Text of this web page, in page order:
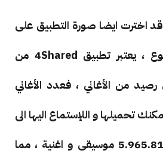
قد اخترت ايضا صورة التطبيق على
اساس صورة الموضوع ، يعتبر تطبيق 4Shared من
من الأغاني ، فعدد الأغاني
تحميلها و اللإستماع اليها الى
حدود الساعة هو 5.965.819 موسيقى و اغنية ، مما